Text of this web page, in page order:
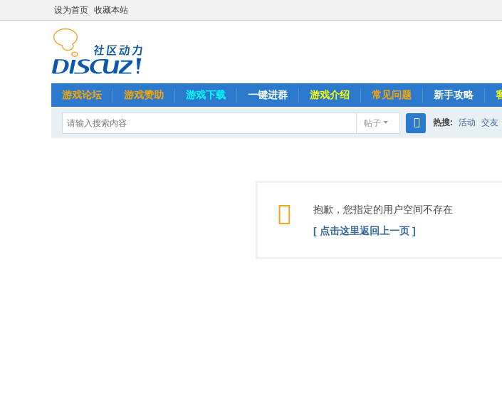
设为首页 收藏本站
游戏论坛 游戏赞助 游戏下载 一键进群 游戏介绍 常见问题 新手攻略
帖子 热搜: 活动 交友
抱歉，您指定的用户空间不存在
[ 点击这里返回上一页 ]